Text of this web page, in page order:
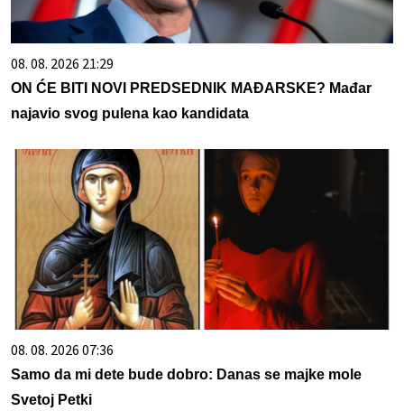
08. 08. 2026 21:29
ON ĆE BITI NOVI PREDSEDNIK MAĐARSKE? Mađar
najavio svog pulena kao kandidata
08. 08. 2026 07:36
Samo da mi dete bude dobro: Danas se majke mole
Svetoj Petki